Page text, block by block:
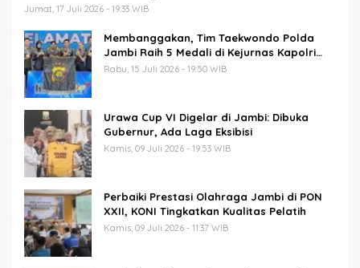
Jumat, 17 Juli 2026 - 19:33 WIB
Membanggakan, Tim Taekwondo Polda
Jambi Raih 5 Medali di Kejurnas Kapolri
Cup 7
Rabu, 15 Juli 2026 - 19:50 WIB
Urawa Cup VI Digelar di Jambi: Dibuka
Gubernur, Ada Laga Eksibisi
Kamis, 09 Juli 2026 - 19:53 WIB
Perbaiki Prestasi Olahraga Jambi di PON
XXII, KONI Tingkatkan Kualitas Pelatih
Kamis, 09 Juli 2026 - 11:37 WIB